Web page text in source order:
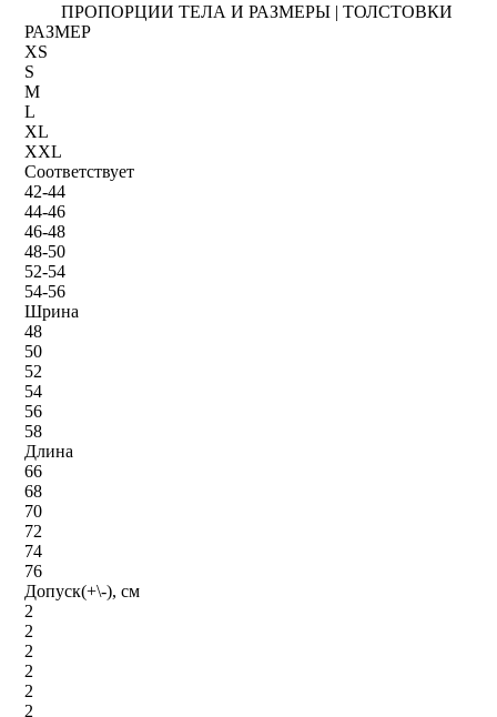
ПРОПОРЦИИ ТЕЛА И РАЗМЕРЫ | ТОЛСТОВКИ
РАЗМЕР
XS
S
M
L
XL
XXL
Соответствует
42-44
44-46
46-48
48-50
52-54
54-56
Шрина
48
50
52
54
56
58
Длина
66
68
70
72
74
76
Допуск(+\-), см
2
2
2
2
2
2